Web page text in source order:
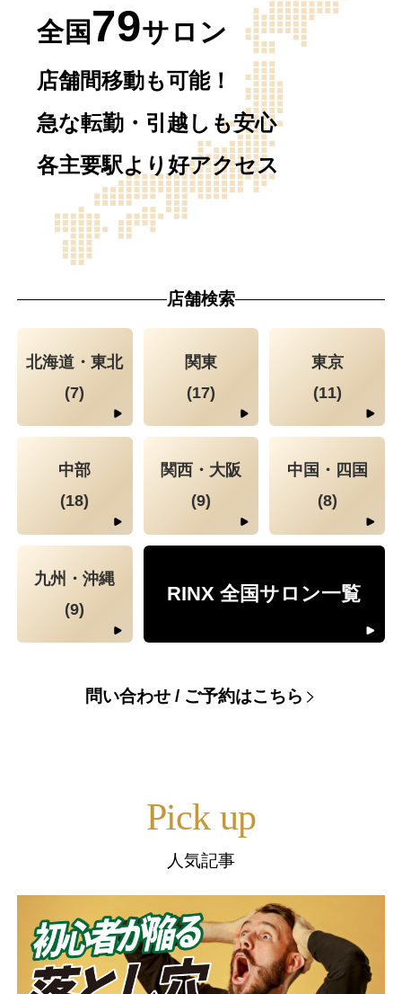
全国 79サロン
店舗間移動も可能！
急な転勤・引越しも安心
各主要駅より好アクセス
店舗検索
北海道・東北
(7)
関東
(17)
東京
(11)
中部
(18)
関西・大阪
(9)
中国・四国
(8)
九州・沖縄
(9)
RINX 全国サロン一覧
問い合わせ / ご予約はこちら
Pick up
人気記事